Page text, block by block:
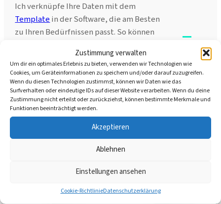
Zustimmung verwalten
Um dir ein optimales Erlebnis zu bieten, verwenden wir Technologien wie
Cookies, um Geräteinformationen zu speichern und/oder darauf zuzugreifen.
Wenn du diesen Technologien zustimmst, können wir Daten wie das
Surfverhalten oder eindeutige IDs auf dieser Website verarbeiten. Wenn du deine
Zustimmung nicht erteilst oder zurückziehst, können bestimmte Merkmale und
Funktionen beeinträchtigt werden.
Akzeptieren
Ablehnen
Einstellungen ansehen
Cookie-RichtlinieDatenschutzerklärung
Ich verknüpfe Ihre Daten mit dem
Templatein der Software, die am Besten
zu Ihren Bedürfnissen passt. So können
Plainly/Nexrender)
=
TAUSENDE VIDEOS
Im Handumdrehen entstehen
massenweise Videos, so individuell wie
Ihre Marke. So haben Sie quasi einen